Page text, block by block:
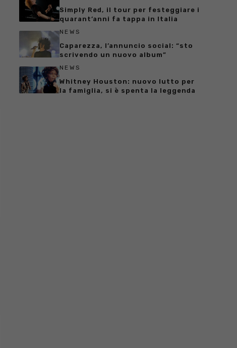
Simply Red, il tour per festeggiare i
quarant’anni fa tappa in Italia
NEWS
Caparezza, l’annuncio social: “sto
scrivendo un nuovo album”
NEWS
Whitney Houston: nuovo lutto per
la famiglia, si è spenta la leggenda